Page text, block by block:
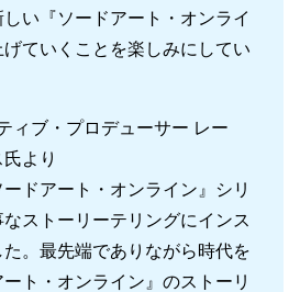
い『ソードアート・オンライ
ていくことを楽しみにしてい
ィブ・プロデューサー レー
より
ードアート・オンライン』シリ
ストーリーテリングにインス
。最先端でありながら時代を
ト・オンライン』のストーリ